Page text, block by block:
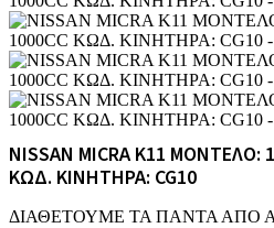
NISSAN MICRA K11 ΜΟΝΤΕΛΟ:
ΚΩΔ. ΚΙΝΗΤΗΡΑ: CG10
ΔΙΑΘΕΤΟΥΜΕ ΤΑ ΠΑΝΤΑ ΑΠΟ